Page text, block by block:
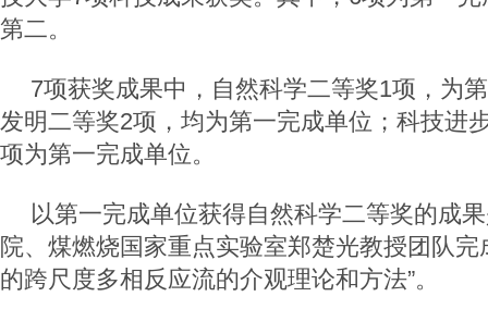
第二。
7项获奖成果中，自然科学二等奖1项，为
发明二等奖2项，均为第一完成单位；科技进
项为第一完成单位。
以第一完成单位获得自然科学二等奖的成
院、煤燃烧国家重点实验室郑楚光教授团队完
的跨尺度多相反应流的介观理论和方法”。